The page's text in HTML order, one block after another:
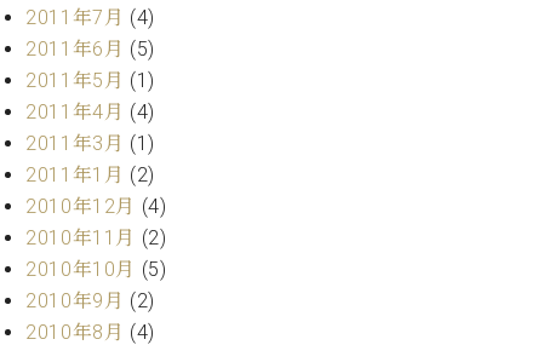
わ
せ
尾山調律師のブ
ログ Die
Musikgasse（音
楽の小道）
2011年7月 (4)
2011年6月 (5)
2011年5月 (1)
2011年4月 (4)
2011年3月 (1)
2011年1月 (2)
2010年12月 (4)
2010年11月 (2)
2010年10月 (5)
2010年9月 (2)
2010年8月 (4)